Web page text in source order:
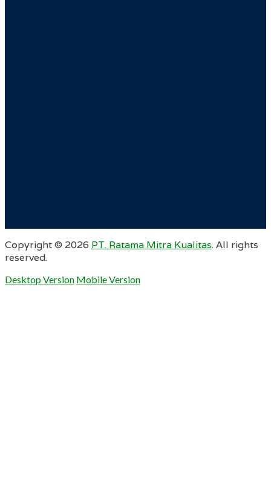
Copyright © 2026 PT. Ratama Mitra Kualitas. All rights
reserved.
Desktop Version Mobile Version